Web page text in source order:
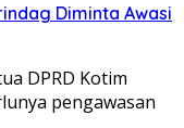
Diminta Awasi
DPRD Kotim
pengawasan